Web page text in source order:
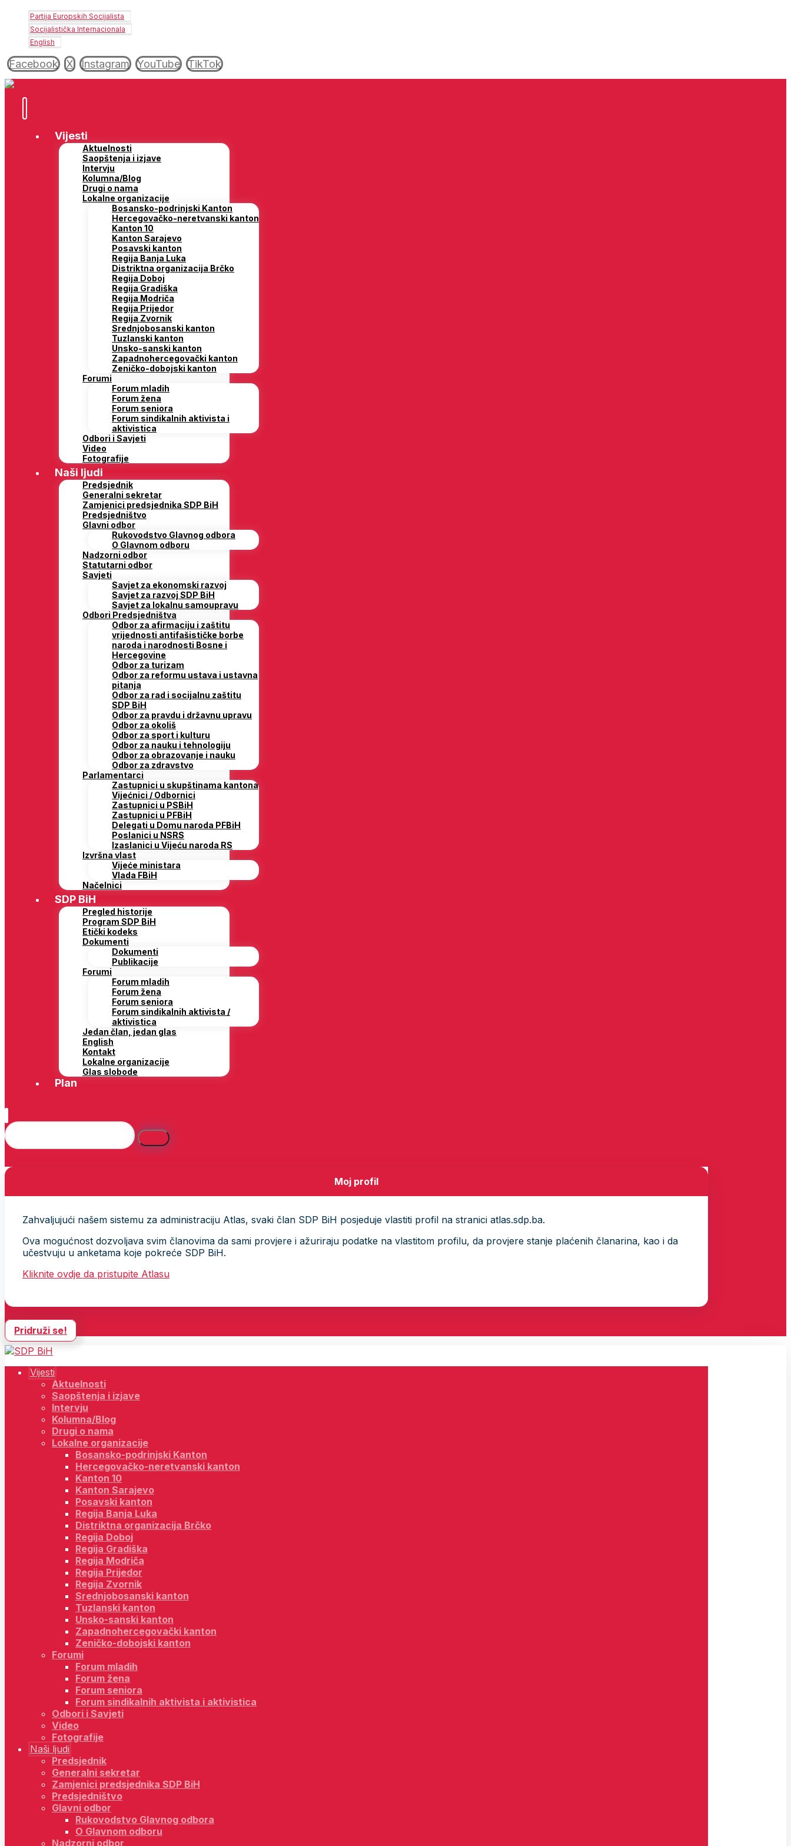
Partija Europskih Socijalista
Socijalistička Internacionala
English
Facebook X Instagram YouTube TikTok
Vijesti
Aktuelnosti
Saopštenja i izjave
Intervju
Kolumna/Blog
Drugi o nama
Lokalne organizacije
Bosansko-podrinjski Kanton
Hercegovačko-neretvanski kanton
Kanton 10
Kanton Sarajevo
Posavski kanton
Regija Banja Luka
Distriktna organizacija Brčko
Regija Doboj
Regija Gradiška
Regija Modriča
Regija Prijedor
Regija Zvornik
Srednjobosanski kanton
Tuzlanski kanton
Unsko-sanski kanton
Zapadnohercegovački kanton
Zeničko-dobojski kanton
Forumi
Forum mladih
Forum žena
Forum seniora
Forum sindikalnih aktivista i
aktivistica
Odbori i Savjeti
Video
Fotografije
Naši ljudi
Predsjednik
Generalni sekretar
Zamjenici predsjednika SDP BiH
Predsjedništvo
Glavni odbor
Rukovodstvo Glavnog odbora
O Glavnom odboru
Nadzorni odbor
Statutarni odbor
Savjeti
Savjet za ekonomski razvoj
Savjet za razvoj SDP BiH
Savjet za lokalnu samoupravu
Odbori Predsjedništva
Odbor za afirmaciju i zaštitu
vrijednosti antifašističke borbe
naroda i narodnosti Bosne i
Hercegovine
Odbor za turizam
Odbor za reformu ustava i ustavna
pitanja
Odbor za rad i socijalnu zaštitu
SDP BiH
Odbor za pravdu i državnu upravu
Odbor za okoliš
Odbor za sport i kulturu
Odbor za nauku i tehnologiju
Odbor za obrazovanje i nauku
Odbor za zdravstvo
Parlamentarci
Zastupnici u skupštinama kantona
Vijećnici / Odbornici
Zastupnici u PSBiH
Zastupnici u PFBiH
Delegati u Domu naroda PFBiH
Poslanici u NSRS
Izaslanici u Vijeću naroda RS
Izvršna vlast
Vijeće ministara
Vlada FBiH
Načelnici
SDP BiH
Pregled historije
Program SDP BiH
Etički kodeks
Dokumenti
Dokumenti
Publikacije
Forumi
Forum mladih
Forum žena
Forum seniora
Forum sindikalnih aktivista /
aktivistica
Jedan član, jedan glas
English
Kontakt
Lokalne organizacije
Glas slobode
Plan
Moj profil
Zahvaljujući našem sistemu za administraciju Atlas, svaki član SDP BiH posjeduje vlastiti profil na stranici atlas.sdp.ba.
Ova mogućnost dozvoljava svim članovima da sami provjere i ažuriraju podatke na vlastitom profilu, da provjere stanje plaćenih članarina, kao i da
učestvuju u anketama koje pokreće SDP BiH.
Kliknite ovdje da pristupite Atlasu
Pridruži se!
Vijesti
Aktuelnosti
Saopštenja i izjave
Intervju
Kolumna/Blog
Drugi o nama
Lokalne organizacije
Bosansko-podrinjski Kanton
Hercegovačko-neretvanski kanton
Kanton 10
Kanton Sarajevo
Posavski kanton
Regija Banja Luka
Distriktna organizacija Brčko
Regija Doboj
Regija Gradiška
Regija Modriča
Regija Prijedor
Regija Zvornik
Srednjobosanski kanton
Tuzlanski kanton
Unsko-sanski kanton
Zapadnohercegovački kanton
Zeničko-dobojski kanton
Forumi
Forum mladih
Forum žena
Forum seniora
Forum sindikalnih aktivista i aktivistica
Odbori i Savjeti
Video
Fotografije
Naši ljudi
Predsjednik
Generalni sekretar
Zamjenici predsjednika SDP BiH
Predsjedništvo
Glavni odbor
Rukovodstvo Glavnog odbora
O Glavnom odboru
Nadzorni odbor